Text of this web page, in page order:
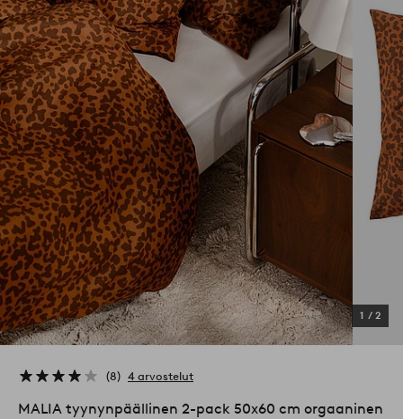
1 / 2
8 4 arvostelut
MALIA tyynynpäällinen 2-pack 50x60 cm orgaaninen